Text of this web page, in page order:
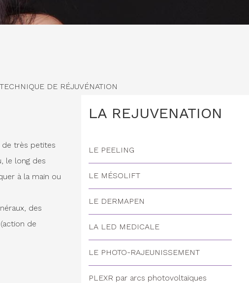
DE RÉJUVÉNATION
de très petites
le long des
à la main ou
des
de
LA REJUVENATION
LE PEELING
LE MÉSOLIFT
LE DERMAPEN
LA LED MEDICALE
LE PHOTO-RAJEUNISSEMENT
PLEXR par arcs photovoltaïques